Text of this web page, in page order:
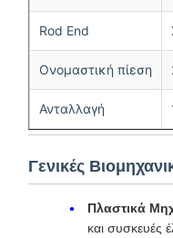
Rod End
Ονομαστική πίεση
Ανταλλαγή
Γενικές
Πλαστικά
και συσκευές